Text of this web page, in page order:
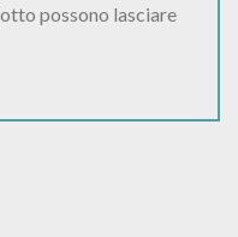
possono lasciare